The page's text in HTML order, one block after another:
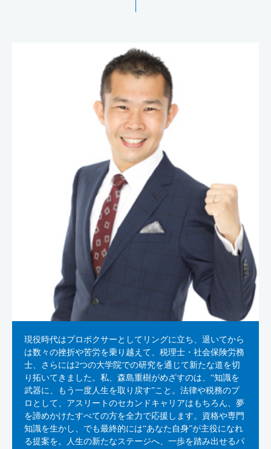
現役時代はプロボクサーとしてリングに立ち、退いてから
は数々の挫折や苦労を乗り越えて、税理士・社会保険労務
士、さらには2つの大学院での研究を通じて新たな道を切
り拓いてきました。私、森島重樹がめざすのは、“知識を
武器に、もう一度人生を取り戻す”こと。法律や税務のプ
ロとして、アスリートのセカンドキャリアはもちろん、夢
を諦めかけたすべての方を全力で応援します。資格や専門
知識を生かし、でも最終的には“あなた自身”が主役になれ
る提案を。人生の新たなステージへ、一歩を踏み出せるパ